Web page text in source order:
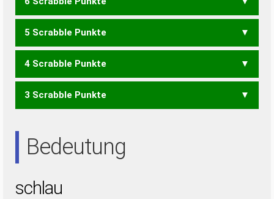
ACH
CSU HALS HULA SUHL
5 Scrabble Punkte
ALUS AULS HAUS LAUS
4 Scrabble Punkte
AHS ALS ALU AUL HAU
3 Scrabble Punkte
Bedeutung
schlau